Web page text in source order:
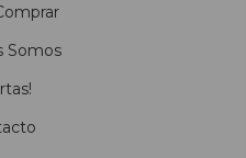
Somos